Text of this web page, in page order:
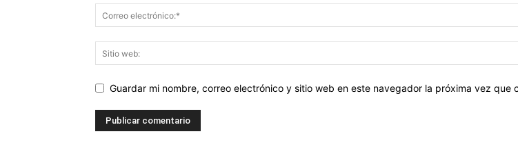
Guardar mi nombre, correo electrónico y sitio web en este navegador la próxima vez que